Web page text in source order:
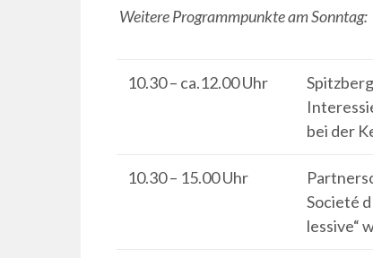
Weitere Programmpunkte am Sonntag:
10.30 – ca.12.00 Uhr
bei der
10.30 – 15.00 Uhr
Societé
lessive“